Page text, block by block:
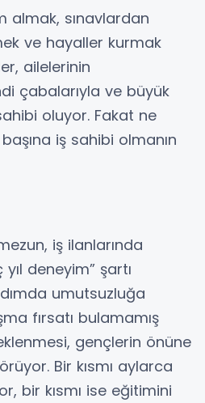
almak, sınavlardan
ve hayaller kurmak
ailelerinin
çabalarıyla ve büyük
oluyor. Fakat ne
iş sahibi olmanın
iş ilanlarında
yıl deneyim” şartı
umutsuzluğa
fırsatı bulamamış
gençlerin önüne
Bir kısmı aylarca
bir kısmı ise eğitimini